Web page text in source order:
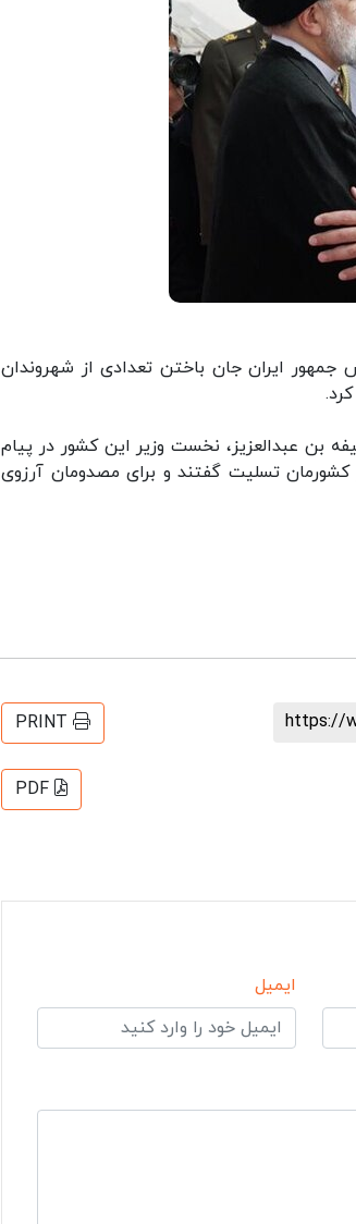
ایران جان باختن تعدادی از شهروندان
بن عبدالعزیز، نخست وزیر این کشور در پیام
تسلیت گفتند و برای مصدومان آرزوی
https://
PRINT
PDF
ایمیل